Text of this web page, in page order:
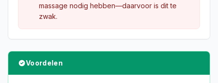
massage nodig hebben—daarvoor is dit te
zwak.
Voordelen